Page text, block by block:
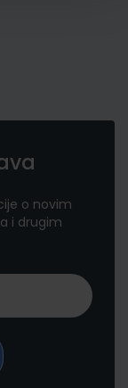
o novim
i drugim